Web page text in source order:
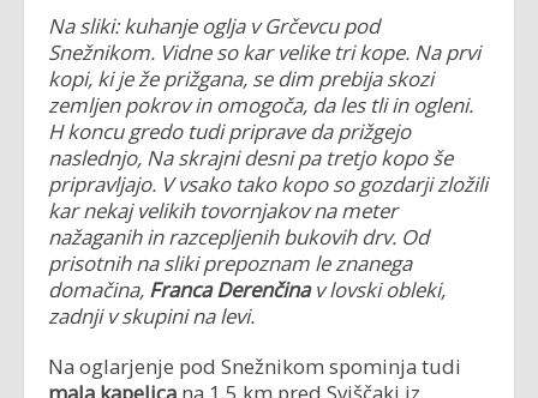
Na sliki: kuhanje oglja v Grčevcu pod
Snežnikom. Vidne so kar velike tri kope. Na prvi
kopi, ki je že prižgana, se dim prebija skozi
zemljen pokrov in omogoča, da les tli in ogleni.
H koncu gredo tudi priprave da prižgejo
naslednjo, Na skrajni desni pa tretjo kopo še
pripravljajo. V vsako tako kopo so gozdarji zložili
kar nekaj velikih tovornjakov na meter
nažaganih in razcepljenih bukovih drv. Od
prisotnih na sliki prepoznam le znanega
domačina, Franca Derenčinav lovski obleki,
zadnji v skupini na levi.
Na oglarjenje pod Snežnikom spominja tudi